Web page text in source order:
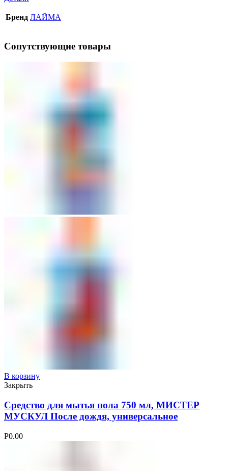
Бренд ЛАЙМА
Сопутствующие товары
В корзину
Закрыть
Средство для мытья пола 750 мл, МИСТЕР
МУСКУЛ После дождя, универсальное
Р0.00